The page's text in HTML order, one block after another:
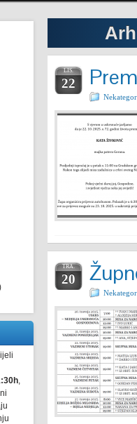
,
LIS.
22
TRA.
20